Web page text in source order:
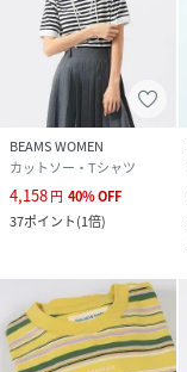
04-0170-394）
性別タイプ
原産国
素材
サイズ
品番
BEAMS WOMEN
カットソー・Tシャツ
4,158円 40%OFF
37ポイント(1倍)